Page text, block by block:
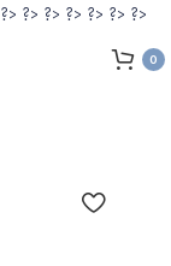
?> ?> ?> ?> ?> ?> ?>
0